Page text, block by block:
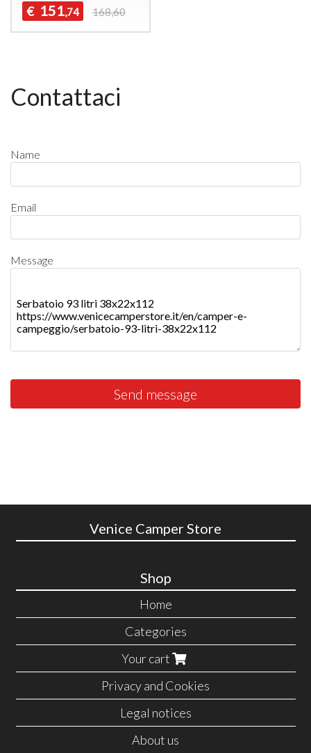
€ 151,74 168,60
Contattaci
Name
Email
Message
Send message
Venice Camper Store
Shop
Home
Categories
Your cart
Privacy and Cookies
Legal notices
About us